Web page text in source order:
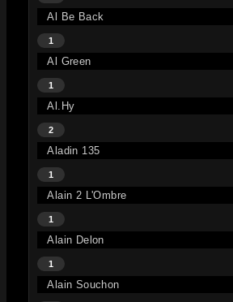
Al Be Back
1
Al Green
1
Al.Hy
2
Aladin 135
1
Alain 2 L'Ombre
1
Alain Delon
1
Alain Souchon